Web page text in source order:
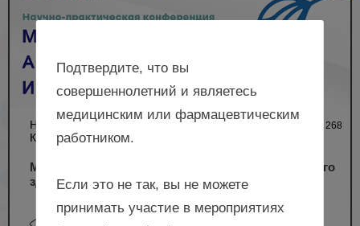
НАУЧНО-ПРАКТИЧЕСКАЯ
КОНФЕРЕНЦИЯ
268
Междисциплинарные аспекты женского и детского
здоровья
Подтвердите, что вы
совершеннолетний и являетесь
медицинским или фармацевтическим
работником.
Если это не так, вы не можете
принимать участие в мероприятиях